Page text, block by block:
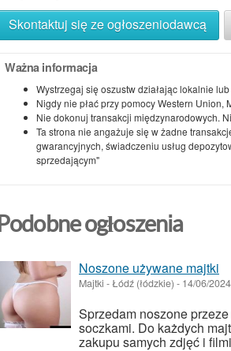
Skontaktuj się ze ogłoszeniodawcą
Ważna informacja
Wystrzegaj się oszustw działając lokalnie
Nigdy nie płać przy pomocy Western
Nie dokonuj transakcji międzynarodowych.
Ta strona nie angażuje się w żadne
gwarancyjnych, świadczeniu usług
sprzedającym"
Podobne ogłoszenia
Noszone używane majtki
Majtki -Łódź (łódzkie) - 14/06/2024
Sprzedam noszone
soczkami. Do każdych
zakupu samych zdjęć i